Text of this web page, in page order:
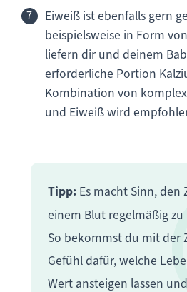
Eiweiß ist ebenfalls gern
beispielsweise in Form
liefern dir und deinem
erforderliche Portion
Kombination von
und Eiweiß wird
Tipp: Es macht Sinn, den
einem Blut regelmäßig
So bekommst du mit der
Gefühl dafür, welche
Wert ansteigen lassen